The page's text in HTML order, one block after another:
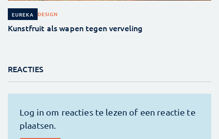
EUREKA DESIGN
Kunstfruit als wapen tegen verveling
REACTIES